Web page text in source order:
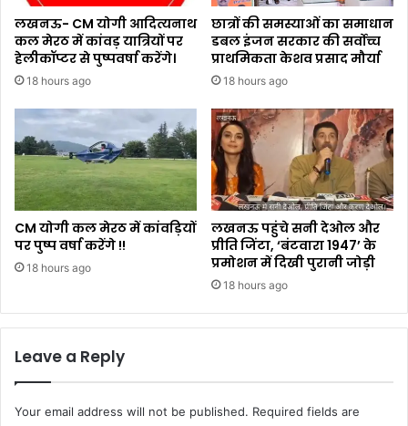
लखनऊ- CM योगी आदित्यनाथ
कल मेरठ में कांवड़ यात्रियों पर
हेलीकॉप्टर से पुष्पवर्षा करेंगे।
18 hours ago
छात्रों की समस्याओं का समाधान
डबल इंजन सरकार की सर्वोच्च
प्राथमिकता केशव प्रसाद मौर्या
18 hours ago
CM योगी कल मेरठ में कांवड़ियों
पर पुष्प वर्षा करेंगे !!
18 hours ago
लखनऊ पहुंचे सनी देओल और
प्रीति जिंटा, ‘बंटवारा 1947’ के
प्रमोशन में दिखी पुरानी जोड़ी
18 hours ago
Leave a Reply
Your email address will not be published. Required fields are